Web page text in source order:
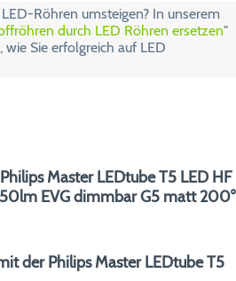
Röhren umsteigen? In unserem
durch LED Röhren ersetzen"
wie Sie erfolgreich auf LED
Master LEDtube T5 LED HF
EVG dimmbar G5 matt 200°
der Philips Master LEDtube T5